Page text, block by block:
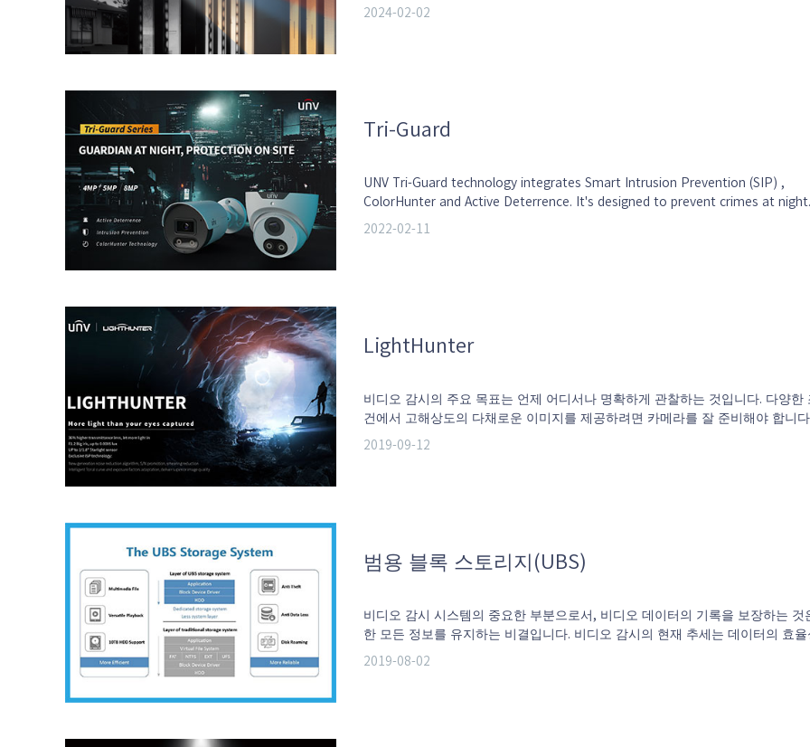
2024-02-02
Tri-Guard
UNV Tri-Guard technology integrates Smart Intrusion Prevention (SIP) ,
ColorHunter and Active Deterrence. It's designed to prevent crimes at night.
2022-02-11
LightHunter
비디오 감시의 주요 목표는 언제 어디서나 명확하게 관찰하는 것입니다. 다양한
건에서 고해상도의 다채로운 이미지를 제공하려면 카메라를 잘 준비해야 합니
LightHunter 기술은 초저조도에서 생생한 색상, 적절한 밝기 및 매우 선명한 이
2019-09-12
범용 블록 스토리지(UBS)
비디오 감시 시스템의 중요한 부분으로서, 비디오 데이터의 기록을 보장하는 것
한 모든 정보를 유지하는 비결입니다. 비디오 감시의 현재 추세는 데이터의 효율
뢰성을 위협하는 녹화 날짜와 양을 늘리는 것입니다.
2019-08-02